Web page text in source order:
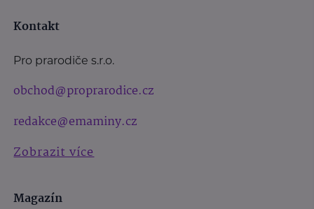
Kontakt
Pro prarodiče s.r.o.
obchod@proprarodice.cz
redakce@emaminy.cz
Zobrazit více
Magazín